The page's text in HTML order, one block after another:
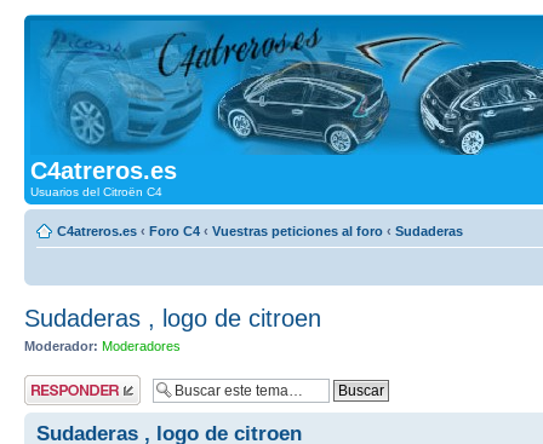
C4atreros.es
Usuarios del Citroën C4
C4atreros.es ‹ Foro C4 ‹ Vuestras peticiones al foro ‹ Sudaderas
Sudaderas , logo de citroen
Moderador: Moderadores
Publicar una
respuesta
Sudaderas , logo de citroen